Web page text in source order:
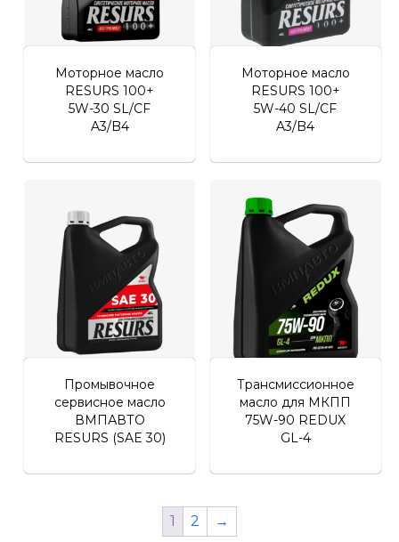
Моторное масло
RESURS 100+
5W-30 SL/CF
A3/B4
Моторное масло
RESURS 100+
5W-40 SL/CF
A3/B4
Промывочное
сервисное масло
ВМПАВТО
RESURS (SAE 30)
Трансмиссионное
масло для МКПП
75W-90 REDUX
GL-4
1 2 →